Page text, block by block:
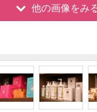
他の画像をみ